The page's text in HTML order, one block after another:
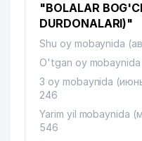
"BOLALAR
DURDONALARI)"
Shu oy mobaynida
O'tgan oy
3 oy mobaynida
246
Yarim yil mobaynida
546